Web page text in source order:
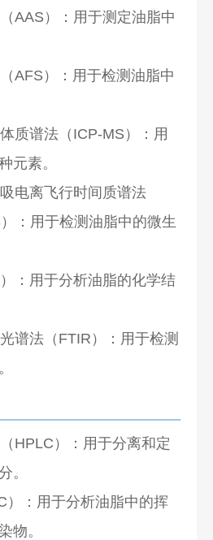
AAS）：用于测定油脂中
AFS）：用于检测油脂中
质谱法（ICP-MS）：用
元素。
电离飞行时间质谱法
：用于检测油脂中的微生
：用于分析油脂的化学结
谱法（FTIR）：用于检测
HPLC）：用于分离和定
。
）：用于分析油脂中的挥
物。